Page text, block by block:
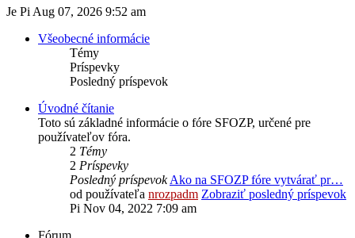
Je Pi Aug 07, 2026 9:52 am
Všeobecné informácie
Témy
Príspevky
Posledný príspevok
Úvodné čítanie
Toto sú základné informácie o fóre SFOZP, určené pre
používateľov fóra.
2 Témy
2 Príspevky
Posledný príspevokAko na SFOZP fóre vytvárať pr…
od používateľa nrozpadm Zobraziť posledný príspevok
Pi Nov 04, 2022 7:09 am